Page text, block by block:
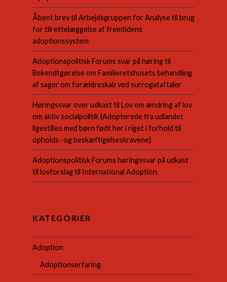
Åbent brev til Arbejdsgruppen for Analyse til brug
for tilrettelæggelse af fremtidens
adoptionssystem
Adoptionspolitisk Forums svar på høring til
Bekendtgørelse om Familieretshusets behandling
af sager om forældreskab ved surrogataftaler
Høringssvar over udkast til Lov om ændring af lov
om aktiv socialpolitik (Adopterede fra udlandet
ligestilles med børn født her i riget i forhold til
opholds- og beskæftigelseskravene).
Adoptionspolitisk Forums høringssvar på udkast
til lovforslag til International Adoption
KATEGORIER
Adoption
Adoptionserfaring